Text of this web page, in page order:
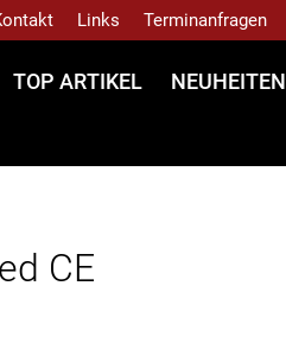
Links Terminanfragen
TOP ARTIKEL
NEUHEITEN
CE